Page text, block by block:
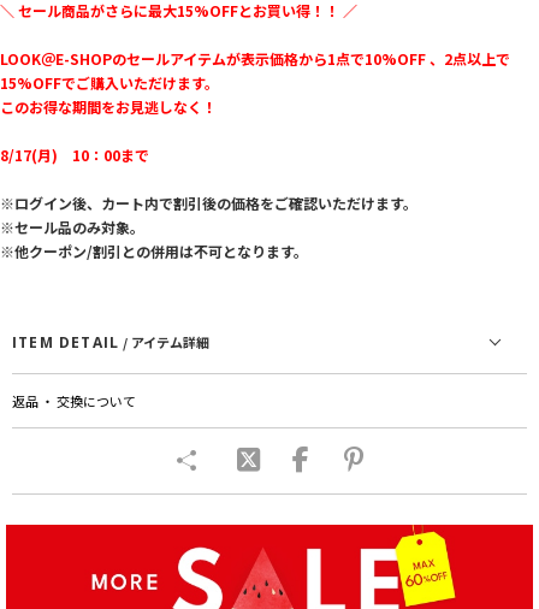
＼ セール商品がさらに最大15%OFFとお買い得！！ ／
LOOK＠E-SHOPのセールアイテムが表示価格から1点で10%OFF 、2点以上で
15%OFFでご購入いただけます。
このお得な期間をお見逃しなく！
8/17(月) 10：00まで
※ログイン後、カート内で割引後の価格をご確認いただけます。
※セール品のみ対象。
※他クーポン/割引との併用は不可となります。
ITEM DETAIL / アイテム詳細
返品 ・ 交換について